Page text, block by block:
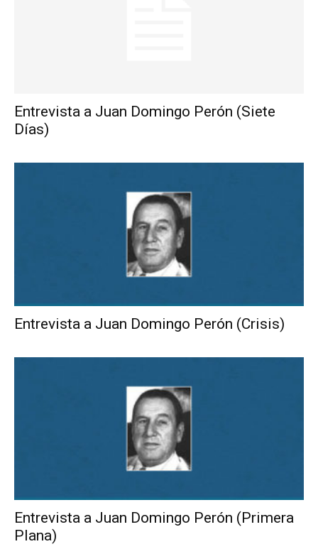
Entrevista a Juan Domingo Perón (Siete
Días)
Entrevista a Juan Domingo Perón (Crisis)
Entrevista a Juan Domingo Perón (Primera
Plana)